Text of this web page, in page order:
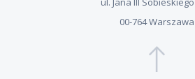
00-764 Warszawa